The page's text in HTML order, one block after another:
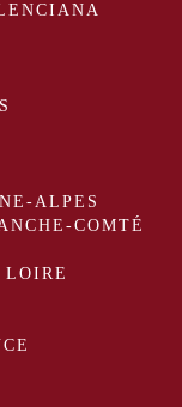
ALPES
COMTÉ
LOIRE